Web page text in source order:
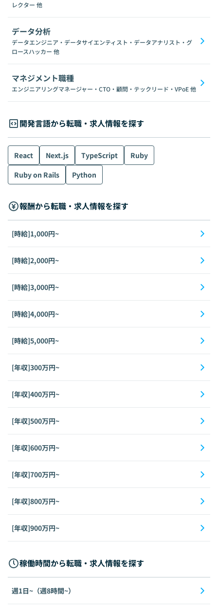
レクター 他
データ分析
データエンジニア・データサイエンティスト・データアナリスト・グ
ロースハッカー 他
マネジメント職種
エンジニアリングマネージャー・CTO・顧問・テックリード・VPoE他
開発言語から転職・求人情報を探す
React Next.js TypeScript
Ruby
Ruby on Rails
Python
報酬から転職・求人情報を探す
[時給]1,000円~
[時給]2,000円~
[時給]3,000円~
[時給]4,000円~
[時給]5,000円~
[年収]300万円~
[年収]400万円~
[年収]500万円~
[年収]600万円~
[年収]700万円~
[年収]800万円~
[年収]900万円~
稼働時間から転職・求人情報を探す
週1日~（週8時間~）